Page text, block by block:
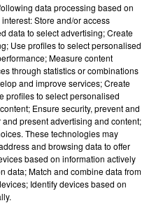
data processing based on
Store and/or access
data to select advertising; Create
Use profiles to select personalised
Measure content
through statistics or combinations
and improve services; Create
profiles to select personalised
Ensure security, prevent and
present advertising and content;
These technologies may
and browsing data to offer
based on information actively
data; Match and combine data from
Identify devices based on